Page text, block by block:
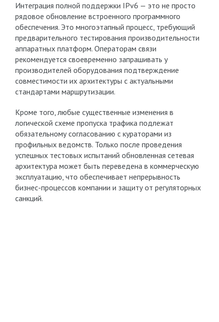
Интеграция полной поддержки IPv6 — это не просто
рядовое обновление встроенного программного
обеспечения. Это многоэтапный процесс, требующий
предварительного тестирования производительности
аппаратных платформ. Операторам связи
рекомендуется своевременно запрашивать у
производителей оборудования подтверждение
совместимости их архитектуры с актуальными
стандартами маршрутизации.
Кроме того, любые существенные изменения в
логической схеме пропуска трафика подлежат
обязательному согласованию с кураторами из
профильных ведомств. Только после проведения
успешных тестовых испытаний обновленная сетевая
архитектура может быть переведена в коммерческую
эксплуатацию, что обеспечивает непрерывность
бизнес-процессов компании и защиту от регуляторных
санкций.